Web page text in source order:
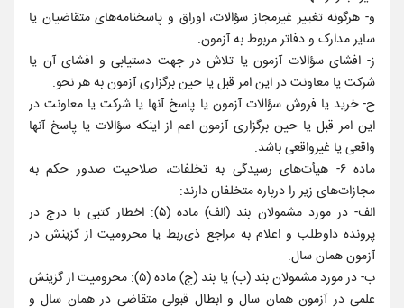
و- هرگونه تغییر غیرمجاز سؤالات، اوراق و پاسخنامه‌های متقاضیان یا
سایر مدارک و دفاتر مربوط به آزمون.
ز- افشای سؤالات آزمون یا تلاش در جهت دستیابی و افشای آن یا
شرکت یا معاونت در این امر قبل یا حین برگزاری آزمون به هر نحو.
ح- خرید یا فروش سؤالات آزمون یا پاسخ آنها یا شرکت یا معاونت در
این امر قبل یا حین برگزاری آزمون اعم از اینکه سؤالات یا پاسخ آنها
واقعی یا غیرواقعی باشد.
ماده ۶- هیأت‌های رسیدگی به تخلفات، صلاحیت صدور حکم به
مجازات‌های زیر را درباره متخلفان دارند:
الف- در مورد مشمولان بند (الف) ماده (۵): اخطار کتبی با درج در
پرونده داوطلب و اعلام به مراجع ذی‌ربط یا محرومیت از گزینش در
آزمون همان سال.
ب- در مورد مشمولان بند (ب) یا بند (ج) ماده (۵): محرومیت از گزینش
علمی در آزمون همان سال و ابطال قبولی متقاضی در همان سال و